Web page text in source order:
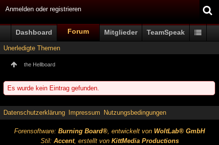
Anmelden oder registrieren
Dashboard Forum Mitglieder TeamSpeak
Unerledigte Themen
the Hellboard
Es wurde kein Eintrag gefunden.
Datenschutzerklärung Impressum Nutzungsbedingungen
Forensoftware: Burning Board®, entwickelt von WoltLab® GmbH
Stil: Accent, erstellt von KittMedia Productions